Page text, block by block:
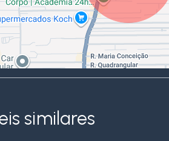
similares